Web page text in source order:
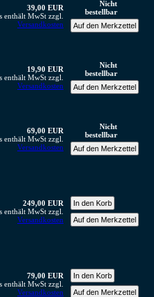
39,00 EUR
enthält MwSt zzgl.
Versandkosten
Nicht
bestellbar
19,90 EUR
enthält MwSt zzgl.
Versandkosten
Nicht
bestellbar
69,00 EUR
enthält MwSt zzgl.
Versandkosten
Nicht
bestellbar
249,00 EUR
enthält MwSt zzgl.
Versandkosten
79,00 EUR
enthält MwSt zzgl.
Versandkosten